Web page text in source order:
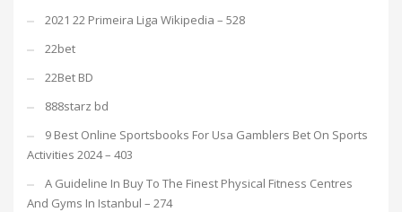
2021 22 Primeira Liga Wikipedia – 528
22bet
22Bet BD
888starz bd
9 Best Online Sportsbooks For Usa Gamblers Bet On Sports
Activities 2024 – 403
A Guideline In Buy To The Finest Physical Fitness Centres
And Gyms In Istanbul – 274